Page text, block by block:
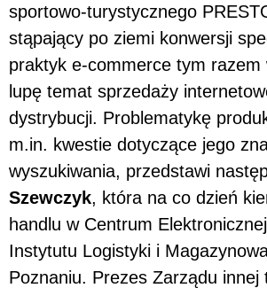
sportowo-turystycznego
stąpający po ziemi konwersji
praktyk e-commerce tym razem
lupę temat sprzedaży
dystrybucji. Problematykę
m.in. kwestie dotyczące jego
wyszukiwania, przedstawi
Szewczyk, która na co dzień
handlu w Centrum
Instytutu Logistyki i
Poznaniu. Prezes Zarządu innej